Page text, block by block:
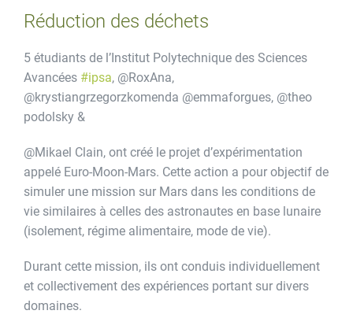
Réduction des déchets
5 étudiants de l’Institut Polytechnique des Sciences
Avancées #ipsa, @RoxAna,
@krystiangrzegorzkomenda @emmaforgues, @theo
podolsky &
@Mikael Clain, ont créé le projet d’expérimentation
appelé Euro-Moon-Mars. Cette action a pour objectif de
simuler une mission sur Mars dans les conditions de
vie similaires à celles des astronautes en base lunaire
(isolement, régime alimentaire, mode de vie).
Durant cette mission, ils ont conduis individuellement
et collectivement des expériences portant sur divers
domaines.